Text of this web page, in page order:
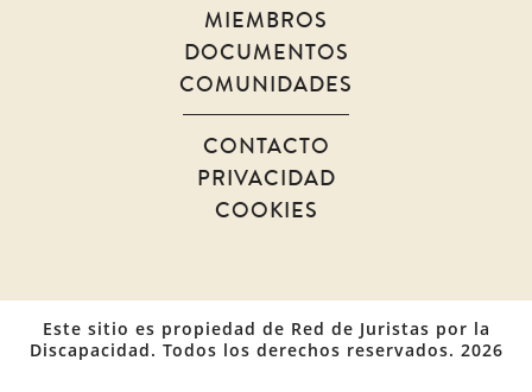
MIEMBROS
DOCUMENTOS
COMUNIDADES
CONTACTO
PRIVACIDAD
COOKIES
Este sitio es propiedad de Red de Juristas por la
Discapacidad. Todos los derechos reservados. 2026